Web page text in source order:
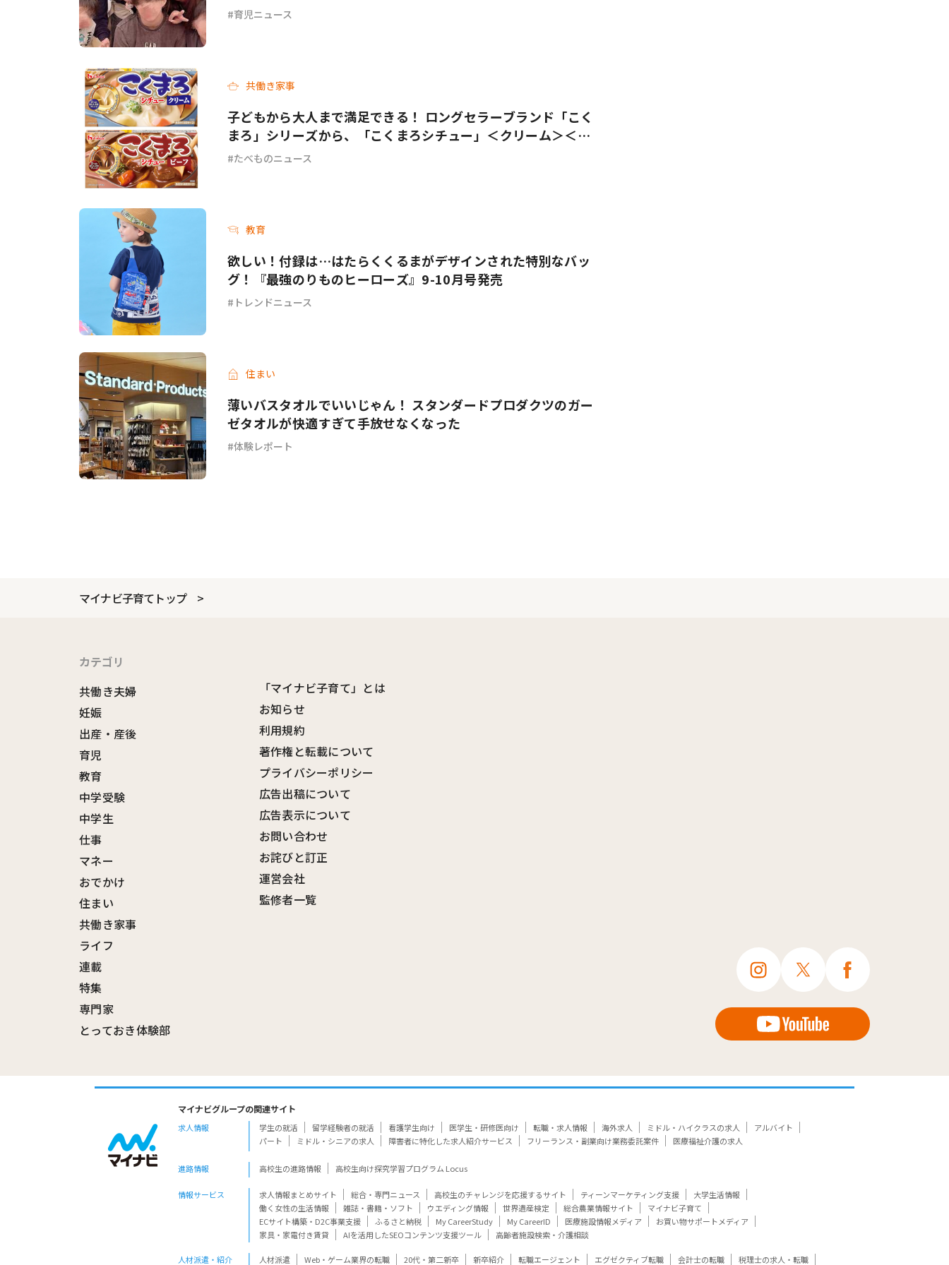
育児ニュース
共働き家事
子どもから大人まで満足できる！ ロングセラーブランド「こく
まろ」シリーズから、「こくまろシチュー」＜クリーム＞＜ビ
ーフ＞が新発売
たべものニュース
教育
欲しい！付録は…はたらくくるまがデザインされた特別なバッ
グ！『最強のりものヒーローズ』9-10月号発売
トレンドニュース
住まい
薄いバスタオルでいいじゃん！ スタンダードプロダクツのガー
ゼタオルが快適すぎて手放せなくなった
体験レポート
マイナビ子育てトップ
カテゴリ
共働き夫婦
妊娠
出産・産後
育児
教育
中学受験
中学生
仕事
マネー
おでかけ
住まい
共働き家事
ライフ
連載
特集
専門家
とっておき体験部
「マイナビ子育て」とは
お知らせ
利用規約
著作権と転載について
プライバシーポリシー
広告出稿について
広告表示について
お問い合わせ
お詫びと訂正
運営会社
監修者一覧
マイナビグループの関連サイト
求人情報 学生の就活 留学経験者の就活 看護学生向け 医学生・研修医向け 転職・求人情報 海外求人 ミドル・ハイクラスの求人
アルバイト
パート
ミドル・シニアの求人 障害者に特化した求人紹介サービス フリーランス・副業向け業務委託案件 医療福祉介護の求人
進路情報 高校生の進路情報 高校生向け探究学習プログラム Locus
情報サービス 求人情報まとめサイト 総合・専門ニュース 高校生のチャレンジを応援するサイト ティーンマーケティング支援
大学生活情報
働く女性の生活情報
雑誌・書籍・ソフト ウエディング情報 世界遺産検定 総合農業情報サイト
マイナビ子育て
ECサイト構築・D2C事業支援
ふるさと納税 My CareerStudy My CareerID 医療施設情報メディア
お買い物サポートメディア
家具・家電付き賃貸
AIを活用したSEOコンテンツ支援ツール 高齢者施設検索・介護相談
人材派遣・紹介 人材派遣 Web・ゲーム業界の転職 20代・第二新卒 新卒紹介 転職エージェント エグゼクティブ転職 会計士の転職 税理士の求人・転職